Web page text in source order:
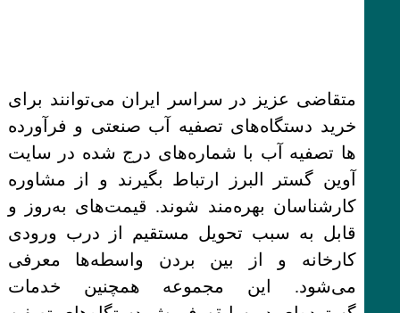
متقاضی عزیز در سراسر ایران می‌توانند برای
خرید دستگاه‌های تصفیه آب صنعتی و فرآورده
ها تصفیه آب با شماره‌های درج شده در سایت
آوین گستر البرز ارتباط بگیرند و از مشاوره
کارشناسان بهره‌مند شوند. قیمت‌های به‌روز و
قابل به سبب تحویل مستقیم از درب ورودی
کارخانه و از بین بردن واسطه‌ها معرفی
می‌شود. این مجموعه همچنین خدمات